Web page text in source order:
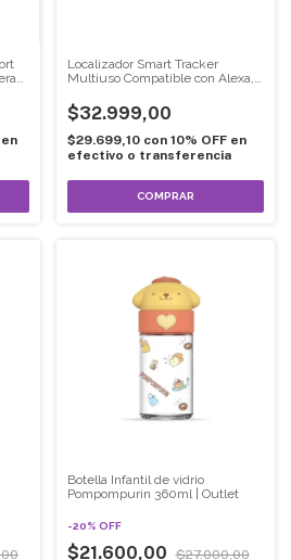
en
Localizador Smart Tracker
Multiuso Compatible con Alexa,
$32.999,00
$29.699,10 con 10% OFF en
efectivo o transferencia
Botella Infantil de vidrio
Pompompurin 360ml | Outlet
-20% OFF
$21.600,00
$27.000,00